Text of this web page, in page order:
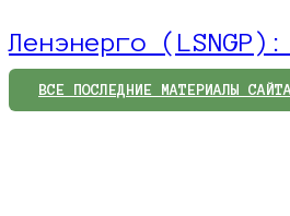
Ленэнерго
ВСЕ ПОСЛЕДНИЕ МАТЕРИАЛЫ САЙТА